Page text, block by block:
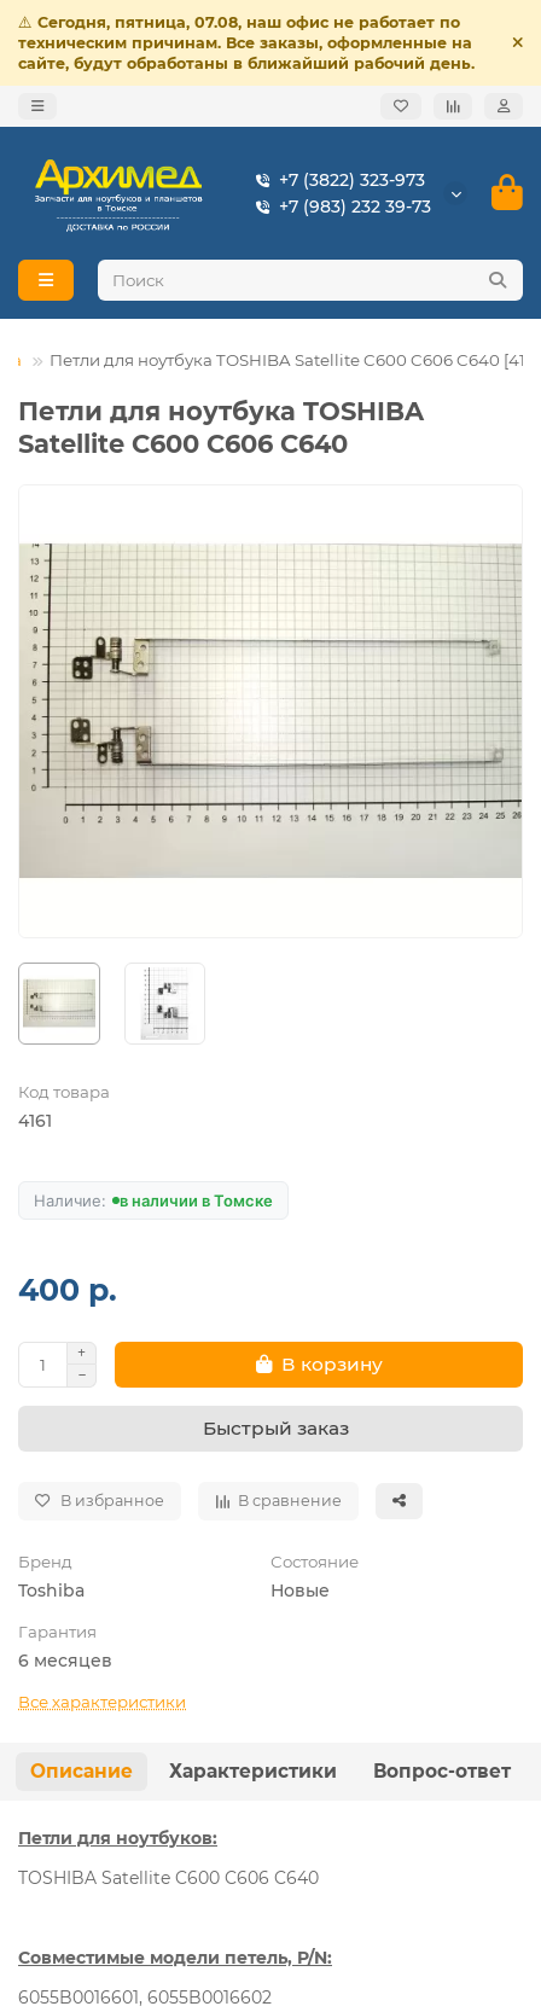
⚠️ Сегодня, пятница, 07.08, наш офис не работает по
техническим причинам. Все заказы, оформленные на
сайте, будут обработаны в ближайший рабочий день.
+7 (3822) 323-973
+7 (983) 232 39-73
Петли для ноутбука TOSHIBA Satellite C600 C606 C640
Петли для ноутбука TOSHIBA
Satellite C600 C606 C640
Код товара
4161
в наличии в Томске
400 р.
В корзину
Быстрый заказ
В избранное В сравнение
Бренд
Toshiba
Состояние
Новые
Гарантия
6 месяцев
Все характеристики
Описание Характеристики Вопрос-ответ
Петли для ноутбуков:
TOSHIBA Satellite C600 C606 C640
Совместимые модели петель, P/N:
6055B0016601, 6055B0016602